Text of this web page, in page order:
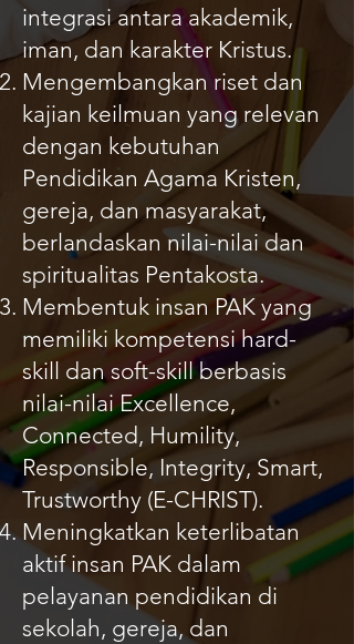
integrasi antara akademik,
iman, dan karakter Kristus.
Mengembangkan riset dan
kajian keilmuan yang relevan
dengan kebutuhan
Pendidikan Agama Kristen,
gereja, dan masyarakat,
berlandaskan nilai-nilai dan
spiritualitas Pentakosta.
Membentuk insan PAK yang
memiliki kompetensi hard-
skill dan soft-skill berbasis
nilai-nilai Excellence,
Connected, Humility,
Responsible, Integrity, Smart,
Trustworthy (E-CHRIST).
Meningkatkan keterlibatan
aktif insan PAK dalam
pelayanan pendidikan di
sekolah, gereja, dan